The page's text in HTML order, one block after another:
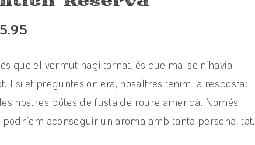
que el vermut hagi tornat, és que mai se n’havia
I si et preguntes on era, nosaltres tenim la resposta:
nostres bótes de fusta de roure americà. Només
podríem aconseguir un aroma amb tanta personalitat.